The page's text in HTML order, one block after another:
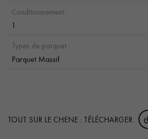
Conditionnement :
1
Types de parquet :
Parquet Massif
TOUT SUR LE CHENE : TÉLÉCHARGER